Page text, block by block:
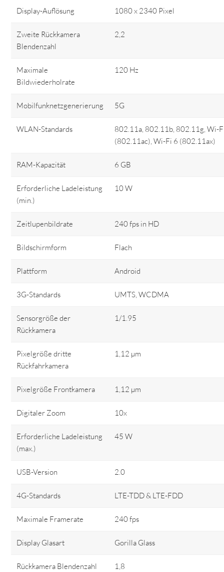
Display-Auflösung 1080 x 2340 Pixel
Zweite Rückkamera
Blendenzahl
2,2
Maximale
Bildwiederholrate
120 Hz
Mobilfunknetzgenerierung 5G
WLAN-Standards
802.11a, 802.11b, 802.11g, Wi-
(802.11ac), Wi-Fi 6 (802.11ax)
RAM-Kapazität 6 GB
Erforderliche Ladeleistung
(min.)
10 W
Zeitlupenbildrate 240 fps in HD
Bildschirmform Flach
Plattform Android
3G-Standards UMTS, WCDMA
Sensorgröße der
Rückkamera
1/1.95
Pixelgröße dritte
Rückfahrkamera
1,12 µm
Pixelgröße Frontkamera 1,12 µm
Digitaler Zoom 10x
Erforderliche Ladeleistung
(max.)
45 W
USB-Version 2.0
4G-Standards LTE-TDD & LTE-FDD
Maximale Framerate 240 fps
Display Glasart Gorilla Glass
Rückkamera Blendenzahl 1,8